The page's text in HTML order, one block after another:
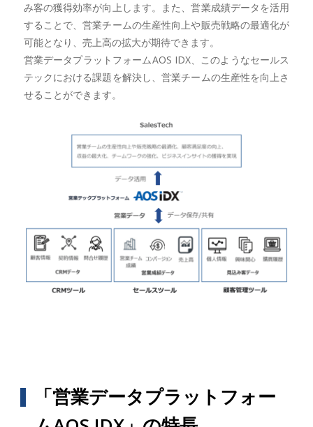
み客の獲得効率が向上します。また、営業成績データを活用
することで、営業チームの生産性向上や販売戦略の最適化が
可能となり、売上高の拡大が期待できます。
営業データプラットフォームAOS IDX、このようなセールス
テックにおける課題を解決し、営業チームの生産性を向上さ
せることができます。
「営業データプラットフォー